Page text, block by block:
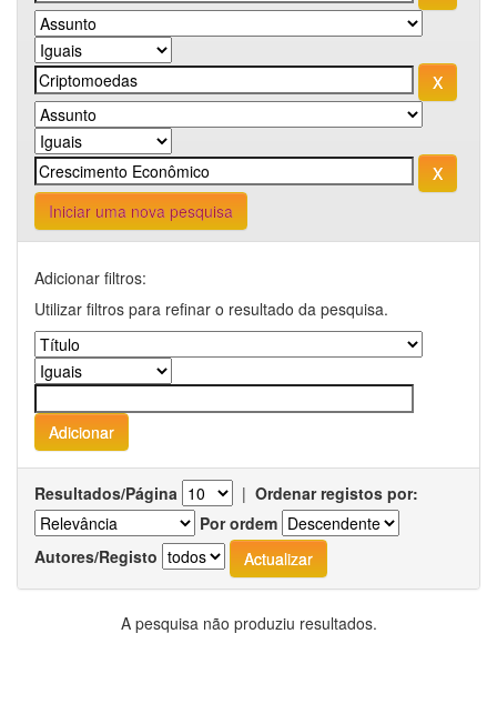
Iniciar uma nova pesquisa
Adicionar filtros:
Utilizar filtros para refinar o resultado da pesquisa.
Resultados/Página | Ordenar registos por:
Por ordem
Autores/Registo
A pesquisa não produziu resultados.